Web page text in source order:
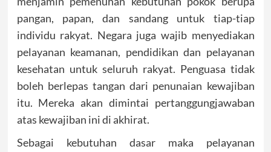
pangan, papan, dan sandang untuk tiap-tiap
individu rakyat. Negara juga wajib menyediakan
pelayanan keamanan, pendidikan dan pelayanan
kesehatan untuk seluruh rakyat. Penguasa tidak
boleh berlepas tangan dari penunaian kewajiban
itu. Mereka akan dimintai pertanggungjawaban
atas kewajiban ini di akhirat.
Sebagai kebutuhan dasar maka pelayanan